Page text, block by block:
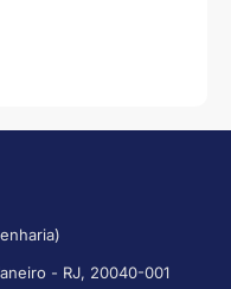
- RJ, 20040-001